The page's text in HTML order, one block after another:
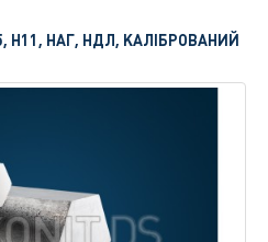
H11, НАГ, НДЛ, КАЛІБРОВАНИЙ